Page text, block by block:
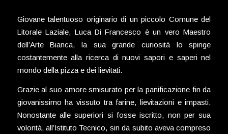
Giovane talentuoso originario di un piccolo Comune del
Litorale Laziale, Luca Di Francesco è un vero Maestro
dell’Arte Bianca, la sua grande curiosità lo spinge
costantemente alla ricerca di nuovi sapori e saperi nel
mondo della pizza e dei lievitati.
Grazie al suo amore smisurato per la panificazione fin da
giovanissimo ha vissuto tra farine, lievitazioni e impasti.
Nonostante alle superiori si fosse iscritto, non per sua
volontà, all’Istituto Tecnico, sin da subito aveva compreso